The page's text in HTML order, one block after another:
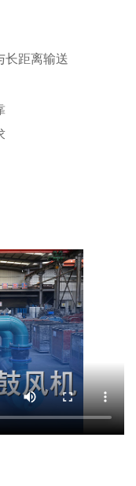
长距离输送